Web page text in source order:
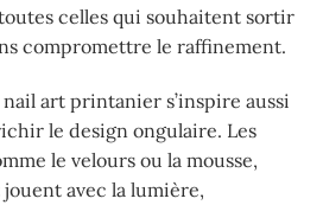
celles qui souhaitent sortir
compromettre le raffinement.
art printanier s’inspire aussi
le design ongulaire. Les
le velours ou la mousse,
avec la lumière,